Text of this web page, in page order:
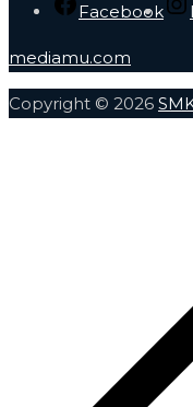
Facebook
mediamu.com
Copyright © 2026